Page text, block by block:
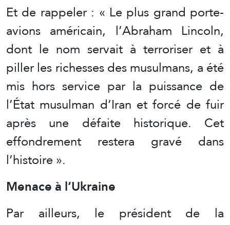
Et de rappeler : « Le plus grand porte-
avions américain, l’Abraham Lincoln,
dont le nom servait à terroriser et à
piller les richesses des musulmans, a été
mis hors service par la puissance de
l’État musulman d’Iran et forcé de fuir
après une défaite historique. Cet
effondrement restera gravé dans
l’histoire ».
Menace à l’Ukraine
Par ailleurs, le président de la